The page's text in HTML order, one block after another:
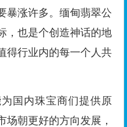
暴涨许多。缅甸翡翠公
，也是个创造神话的地
得行业内的每一个人共
国内珠宝商们提供原
朝更好的方向发展，